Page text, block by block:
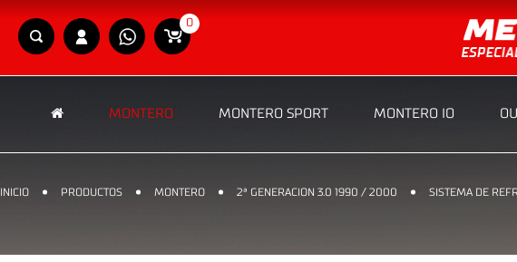
0
MONTERO MONTERO SPORT MONTERO IO
INICIO PRODUCTOS MONTERO 2ª GENERACION 3.0 1990 / 2000 SISTEMA DE